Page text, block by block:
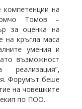
компетенции на
Томов –
за оценка на
на кръгла маса
умения и
възможност
Форумът беше
на човешките
екип по ПОО.